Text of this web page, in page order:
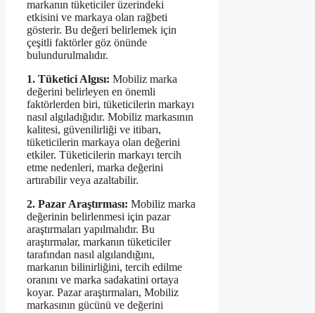
markanın tüketiciler üzerindeki
etkisini ve markaya olan rağbeti
gösterir. Bu değeri belirlemek için
çeşitli faktörler göz önünde
bulundurulmalıdır.
1. Tüketici Algısı: Mobiliz marka
değerini belirleyen en önemli
faktörlerden biri, tüketicilerin markayı
nasıl algıladığıdır. Mobiliz markasının
kalitesi, güvenilirliği ve itibarı,
tüketicilerin markaya olan değerini
etkiler. Tüketicilerin markayı tercih
etme nedenleri, marka değerini
artırabilir veya azaltabilir.
2. Pazar Araştırması: Mobiliz marka
değerinin belirlenmesi için pazar
araştırmaları yapılmalıdır. Bu
araştırmalar, markanın tüketiciler
tarafından nasıl algılandığını,
markanın bilinirliğini, tercih edilme
oranını ve marka sadakatini ortaya
koyar. Pazar araştırmaları, Mobiliz
markasının gücünü ve değerini